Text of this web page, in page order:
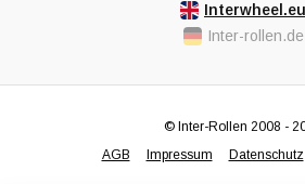
Interwheel.eu
Inter-rollen.de
AGB Impressum Datenschutz
© Inter-Rollen 2008 -